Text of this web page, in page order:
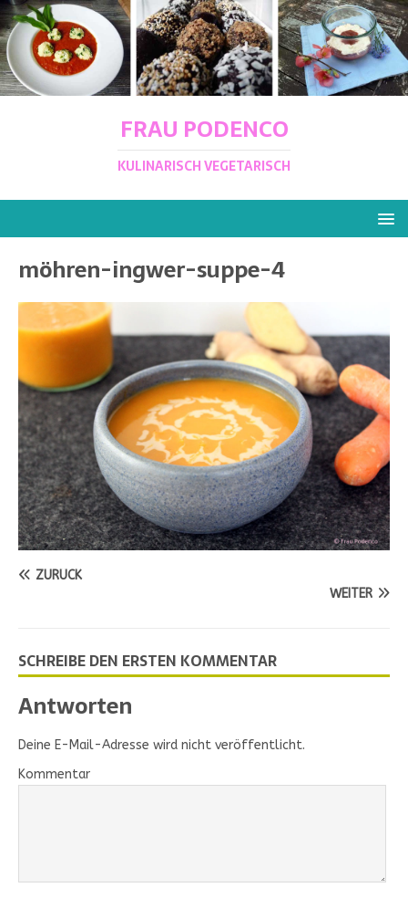
FRAU PODENCO
KULINARISCH VEGETARISCH
möhren-ingwer-suppe-4
ZURÜCK
WEITER
SCHREIBE DEN ERSTEN KOMMENTAR
Antworten
Deine E-Mail-Adresse wird nicht veröffentlicht.
Kommentar